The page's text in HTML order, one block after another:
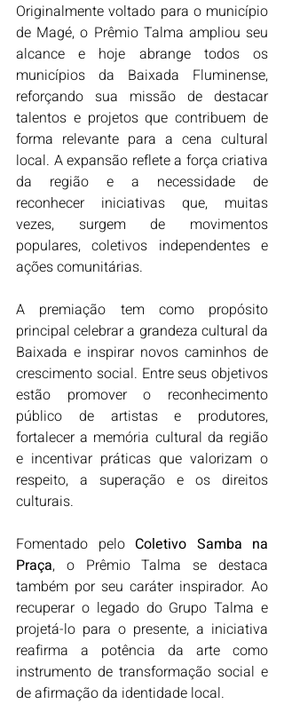
Originalmente voltado para o município
de Magé, o Prêmio Talma ampliou seu
alcance e hoje abrange todos os
municípios da Baixada Fluminense,
reforçando sua missão de destacar
talentos e projetos que contribuem de
forma relevante para a cena cultural
local. A expansão reflete a força criativa
da região e a necessidade de
reconhecer iniciativas que, muitas
vezes, surgem de movimentos
populares, coletivos independentes e
ações comunitárias.
A premiação tem como propósito
principal celebrar a grandeza cultural da
Baixada e inspirar novos caminhos de
crescimento social. Entre seus objetivos
estão promover o reconhecimento
público de artistas e produtores,
fortalecer a memória cultural da região
e incentivar práticas que valorizam o
respeito, a superação e os direitos
culturais.
Fomentado pelo Coletivo Samba na
Praça, o Prêmio Talma se destaca
também por seu caráter inspirador. Ao
recuperar o legado do Grupo Talma e
projetá-lo para o presente, a iniciativa
reafirma a potência da arte como
instrumento de transformação social e
de afirmação da identidade local.